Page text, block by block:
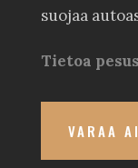
suojaa
Tietoa
VARAA